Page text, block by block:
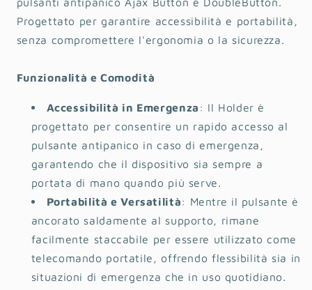
Progettato per garantire accessibilità e portabilità,
senza compromettere l'ergonomia o la sicurezza.
Funzionalità e Comodità
Accessibilità in Emergenza : Il Holder è
progettato per consentire un rapido accesso al
pulsante antipanico in caso di emergenza,
garantendo che il dispositivo sia sempre a
portata di mano quando più serve.
Portabilità e Versatilità: Mentre il pulsante è
ancorato saldamente al supporto, rimane
facilmente staccabile per essere utilizzato come
telecomando portatile, offrendo flessibilità sia in
situazioni di emergenza che in uso quotidiano.